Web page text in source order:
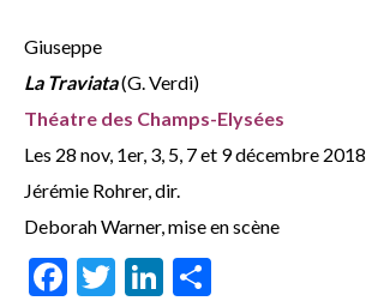
Giuseppe
La Traviata(G. Verdi)
Théatre des Champs-Elysées
Les 28 nov, 1er, 3, 5, 7 et 9 décembre 2018
Jérémie Rohrer, dir.
Deborah Warner, mise en scène
Facebook
TwitterLinkedIn